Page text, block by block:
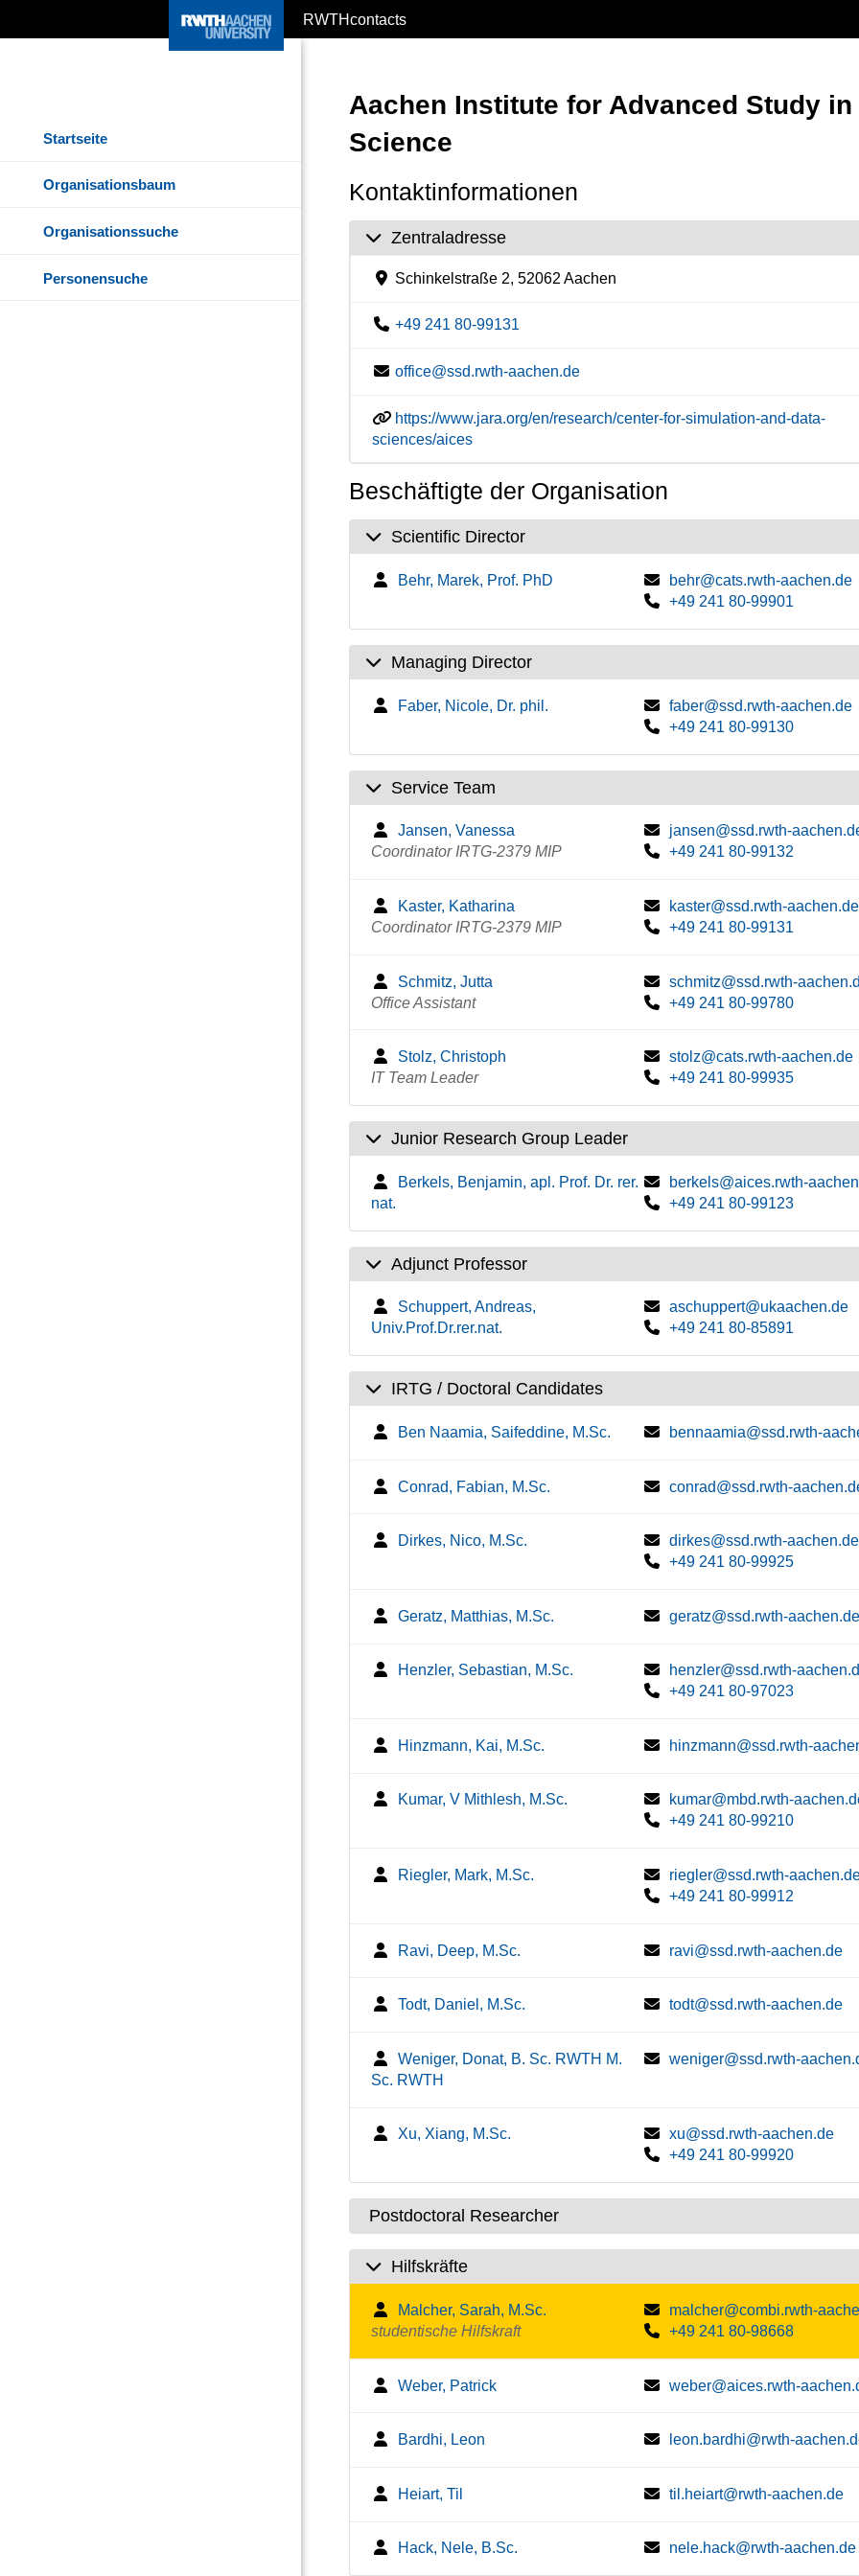
RWTHcontacts
Startseite
Organisationsbaum
Organisationssuche
Personensuche
Aachen Institute for Advanced Study
Science
Kontaktinformationen
Zentraladresse
Schinkelstraße 2, 52062 Aachen
+49 241 80-99131
office@ssd.rwth-aachen.de
https://www.jara.org/en/research/center-for-simulation-and-data-
sciences/aices
Beschäftigte der Organisation
Scientific Director
Behr, Marek, Prof. PhD
behr@cats.rwth-aachen.de
+49 241 80-99901
Managing Director
Faber, Nicole, Dr. phil.
faber@ssd.rwth-aachen.de
+49 241 80-99130
Service Team
Jansen, Vanessa
Coordinator IRTG-2379 MIP
jansen@ssd.rwth-
+49 241 80-99132
Kaster, Katharina
Coordinator IRTG-2379 MIP
kaster@ssd.rwth-aachen.de
+49 241 80-99131
Schmitz, Jutta
Office Assistant
schmitz@ssd.rwth-
+49 241 80-99780
Stolz, Christoph
IT Team Leader
stolz@cats.rwth-aachen.de
+49 241 80-99935
Junior Research Group Leader
Berkels, Benjamin, apl. Prof. Dr. rer.
nat.
berkels@aices.rwth-
+49 241 80-99123
Adjunct Professor
Schuppert, Andreas,
Univ.Prof.Dr.rer.nat.
aschuppert@ukaachen.de
+49 241 80-85891
IRTG / Doctoral Candidates
Ben Naamia, Saifeddine, M.Sc. bennaamia@ssd.rwth-
Conrad, Fabian, M.Sc. conrad@ssd.rwth-
Dirkes, Nico, M.Sc.
dirkes@ssd.rwth-aachen.de
+49 241 80-99925
Geratz, Matthias, M.Sc. geratz@ssd.rwth-aachen.de
Henzler, Sebastian, M.Sc.
henzler@ssd.rwth-
+49 241 80-97023
Hinzmann, Kai, M.Sc. hinzmann@ssd.rwth-
Kumar, V Mithlesh, M.Sc.
kumar@mbd.rwth-
+49 241 80-99210
Riegler, Mark, M.Sc.
riegler@ssd.rwth-
+49 241 80-99912
Ravi, Deep, M.Sc. ravi@ssd.rwth-aachen.de
Todt, Daniel, M.Sc. todt@ssd.rwth-aachen.de
Weniger, Donat, B. Sc. RWTH M.
Sc. RWTH
weniger@ssd.rwth-
Xu, Xiang, M.Sc.
xu@ssd.rwth-aachen.de
+49 241 80-99920
Postdoctoral Researcher
Hilfskräfte
Malcher, Sarah, M.Sc.
studentische Hilfskraft
malcher@combi.rwth-
+49 241 80-98668
Weber, Patrick weber@aices.rwth-
Bardhi, Leon leon.bardhi@rwth-
Heiart, Til til.heiart@rwth-aachen.de
Hack, Nele, B.Sc. nele.hack@rwth-aachen.de